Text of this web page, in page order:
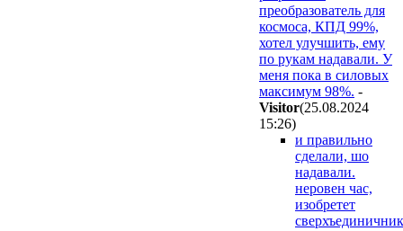
преобразователь для
космоса, КПД 99%,
хотел улучшить, ему
по рукам надавали. У
меня пока в силовых
максимум 98%. -
Visitor(25.08.2024
15:26)
и правильно
сделали, шо
надавали.
неровен час,
изобретет